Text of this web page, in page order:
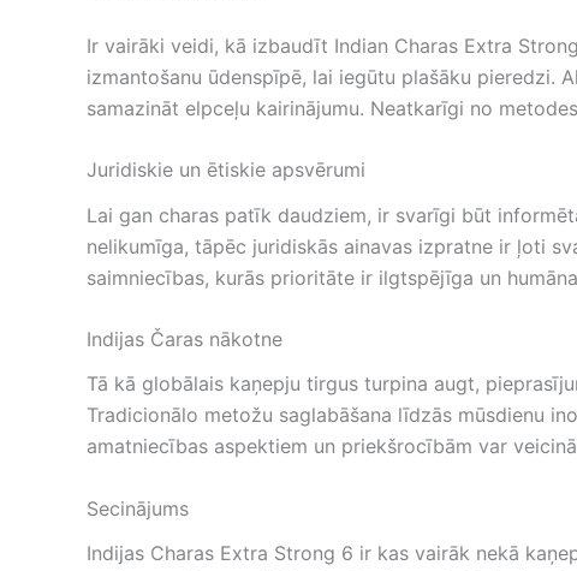
Ir vairāki veidi, kā izbaudīt Indian Charas Extra
izmantošanu ūdenspīpē, lai iegūtu plašāku
samazināt elpceļu kairinājumu. Neatkarīgi no
Juridiskie un ētiskie apsvērumi
Lai gan charas patīk daudziem, ir svarīgi būt
nelikumīga, tāpēc juridiskās ainavas izpratne ir ļoti
saimniecības, kurās prioritāte ir ilgtspējīga un
Indijas Čaras nākotne
Tā kā globālais kaņepju tirgus turpina augt,
Tradicionālo metožu saglabāšana līdzās mūsdienu
amatniecības aspektiem un priekšrocībām var
Secinājums
Indijas Charas Extra Strong 6 ir kas vairāk nekā